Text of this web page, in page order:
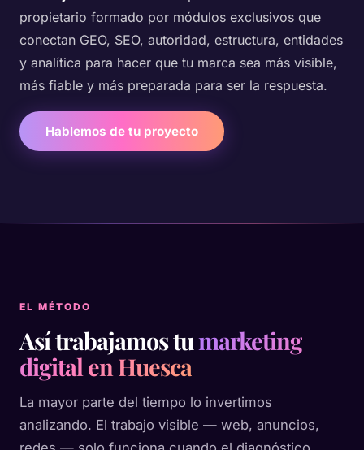
propietario formado por módulos exclusivos que
conectan GEO, SEO, autoridad, estructura, entidades
y analítica para hacer que tu marca sea más visible,
más fiable y más preparada para ser la respuesta.
Hablemos de tu proyecto
EL MÉTODO
Así trabajamos tumarketing
digital en Huesca
La mayor parte del tiempo lo invertimos
analizando. El trabajo visible — web, anuncios,